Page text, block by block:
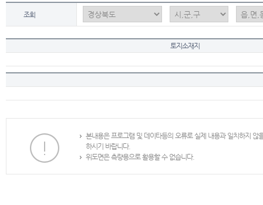
조회
토지소재지
본내용은 프로그램 및 데이타등의 오류로 실제 내용과 일치하지
하시기 바랍니다.
위도면은 측량용으로 활용할 수 없습니다.